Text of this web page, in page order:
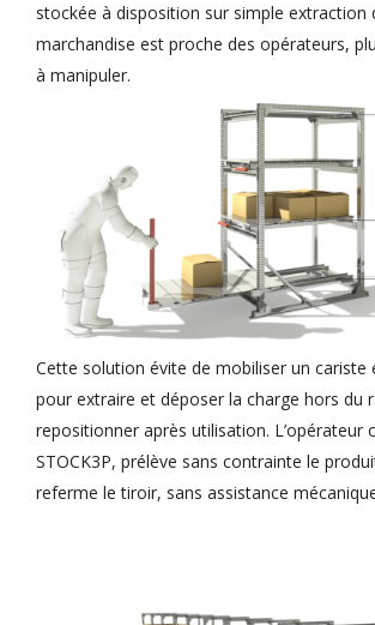
stockée à disposition sur simple extraction
marchandise est proche des opérateurs,
à manipuler.
Cette solution évite de mobiliser un cariste
pour extraire et déposer la charge hors du
repositionner après utilisation. L’opérateur
STOCK3P, prélève sans contrainte le
referme le tiroir, sans assistance